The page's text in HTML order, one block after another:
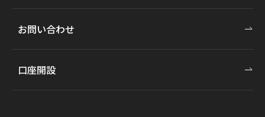
お問い合わせ
口座開設